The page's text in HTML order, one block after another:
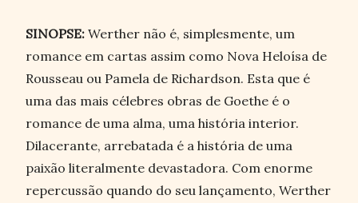
SINOPSE: Werther não é, simplesmente, um
romance em cartas assim como Nova Heloísa de
Rousseau ou Pamela de Richardson. Esta que é
uma das mais célebres obras de Goethe é o
romance de uma alma, uma história interior.
Dilacerante, arrebatada é a história de uma
paixão literalmente devastadora. Com enorme
repercussão quando do seu lançamento, Werther